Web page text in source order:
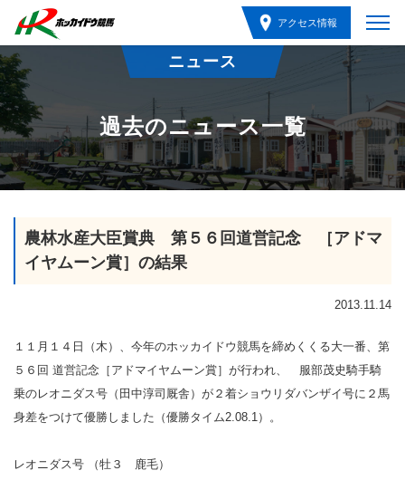
アクセス情報
ニュース
過去のニュース一覧
農林水産大臣賞典 第５６回道営記念 ［アドマ
イヤムーン賞］の結果
2013.11.14
１１月１４日（木）、今年のホッカイドウ競馬を締めくくる大一番、第
５６回 道営記念［アドマイヤムーン賞］が行われ、 服部茂史騎手騎
乗のレオニダス号（田中淳司厩舎）が２着ショウリダバンザイ号に２馬
身差をつけて優勝しました（優勝タイム2.08.1）。
レオニダス号 （牡３ 鹿毛）